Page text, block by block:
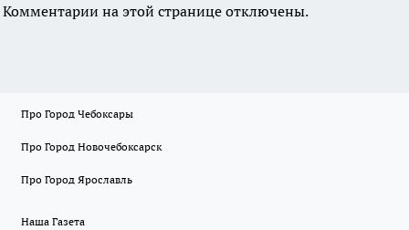
Комментарии на этой странице отключены.
Про Город Чебоксары
Про Город Новочебоксарск
Про Город Ярославль
Наша Газета